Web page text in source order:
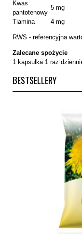
Kwas
pantotenowy
5 mg
Tiamina
4 mg
RWS - referencyjna
Zalecane spożycie
1 kapsułka 1 raz
BESTSELLERY